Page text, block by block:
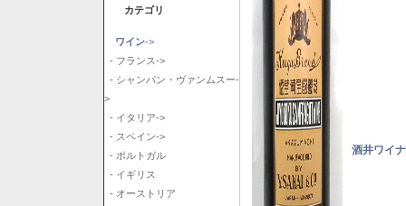
カテゴリ
ワイン->
- フランス->
- シャンパン・ヴァンムスー-
>
- イタリア->
- スペイン->
- ポルトガル
- イギリス
- オーストリア
酒井ワイ